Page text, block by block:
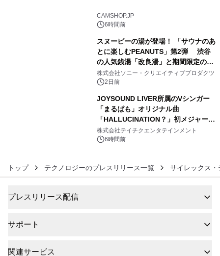
CAMSHOP.JP
6時間前
スヌーピーの湯が登場！ 「サウナのあ
とに楽しむPEANUTS」第2弾 渋谷
の人気銭湯「改良湯」と期間限定のコ
ラボレーション サウナイキタイコラ
ボグッズも発売決定！
株式会社ソニー・クリエイティブプロダクツ
2日前
JOYSOUND LIVER所属のVシンガー
「まるぱも」オリジナル曲
「HALLUCINATION？」初メジャー配
信リリース決定！
株式会社テイチクエンタテインメント
6時間前
トップ テクノロジーのプレスリリース一覧 サイレックス
プレスリリース配信
サポート
関連サービス